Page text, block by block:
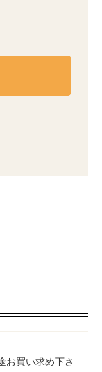
お買い求め下さ